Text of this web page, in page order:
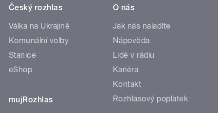
Český rozhlas
Válka na Ukrajině
Komunální volby
Stanice
eShop
mujRozhlas
O nás
Jak nás naladíte
Nápověda
Lidé v rádiu
Kariéra
Kontakt
Rozhlasový poplatek